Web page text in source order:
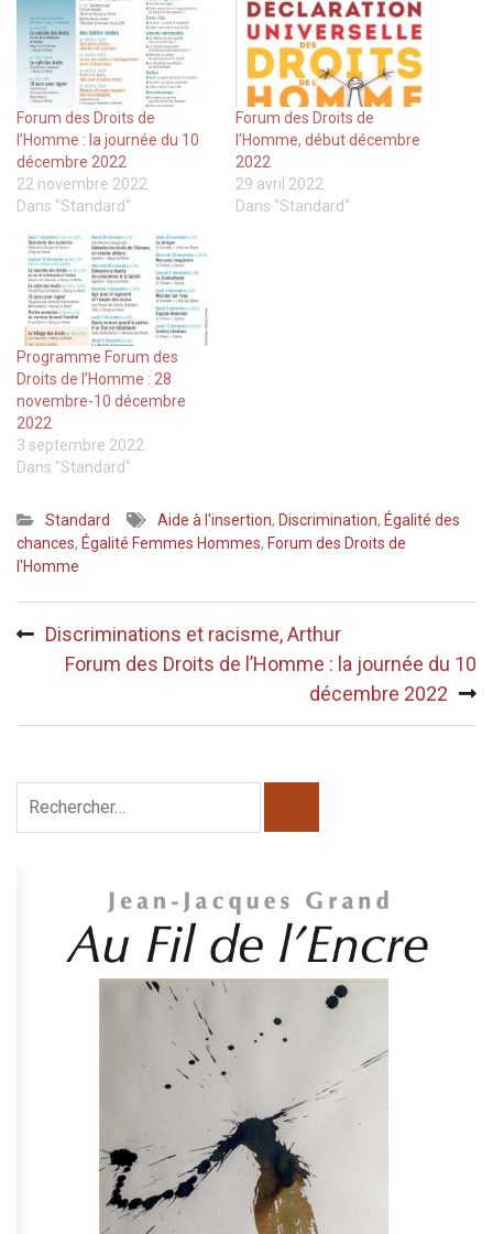
Forum des Droits de
l’Homme : la journée du 10
décembre 2022
22 novembre 2022
Dans "Standard"
Forum des Droits de
l’Homme, début décembre
2022
29 avril 2022
Dans "Standard"
Programme Forum des
Droits de l’Homme : 28
novembre-10 décembre
2022
3 septembre 2022
Dans "Standard"
Standard Aide à l'insertion, Discrimination, Égalité des
chances, Égalité Femmes Hommes, Forum des Droits de
l'Homme
Discriminations et racisme, Arthur
Forum des Droits de l’Homme : la journée du 10
décembre 2022